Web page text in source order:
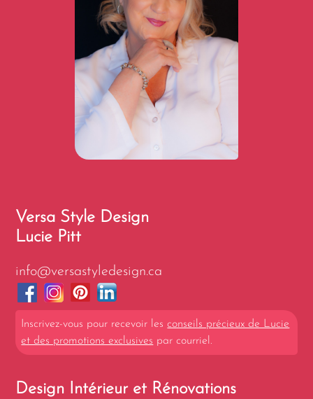
Versa Style Design
Lucie Pitt
info@versastyledesign.ca
Inscrivez-vous pour recevoir lesconseils précieux de Lucie
et des promotions exclusives par courriel.
Design Intérieur et Rénovations